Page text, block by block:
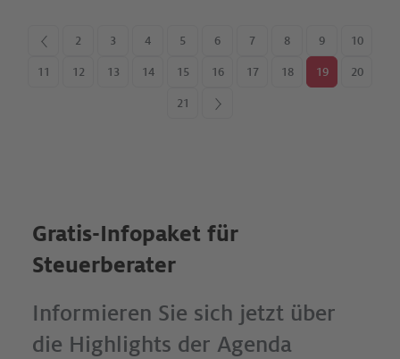
< 2 3 4 5 6 7 8 9 10
11 12 13 14 15 16 17 18 19 20
21 >
Gratis-Infopaket für
Steuerberater
Informieren Sie sich jetzt über
die Highlights der Agenda